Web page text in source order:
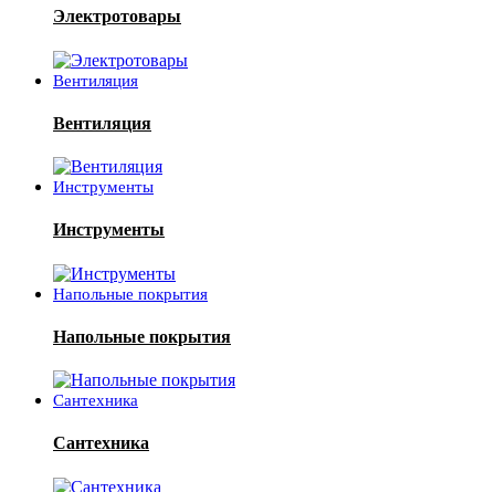
Электротовары
Вентиляция
Вентиляция
Инструменты
Инструменты
Напольные покрытия
Напольные покрытия
Сантехника
Сантехника